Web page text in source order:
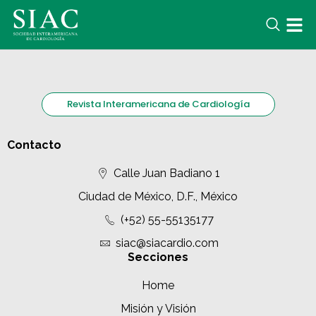
Revista Interamericana de Cardiología
Contacto
Calle Juan Badiano 1
Ciudad de México, D.F., México
(+52) 55-55135177
siac@siacardio.com
Secciones
Home
Misión y Visión